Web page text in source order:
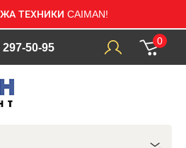
ТЕХНИКИ CAIMAN!
297-50-95
0